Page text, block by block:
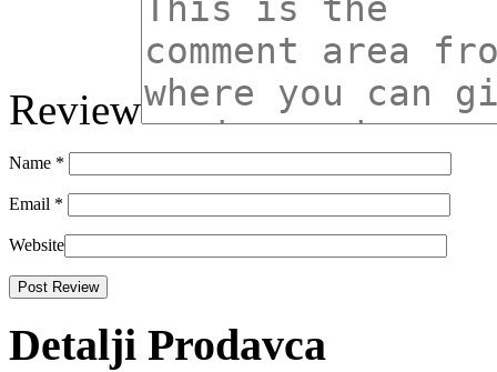
Review
Name *
Email *
Website
Detalji Prodavca